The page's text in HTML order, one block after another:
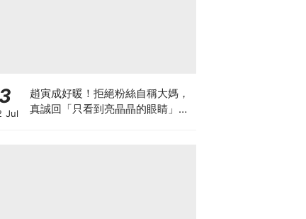
3
Jul
趙寅成好暖！拒絕粉絲自稱大媽，
真誠回「只看到亮晶晶的眼睛」網